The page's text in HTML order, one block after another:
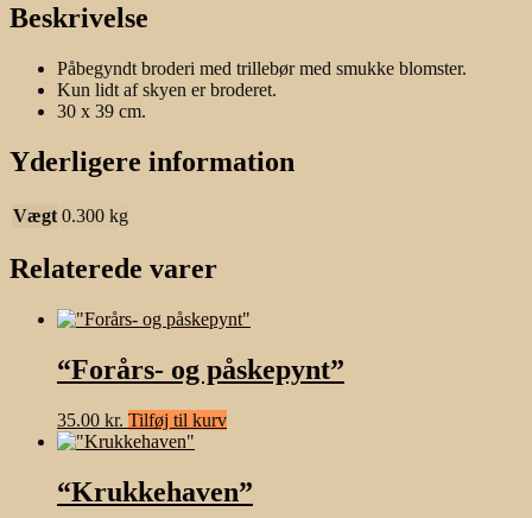
Beskrivelse
Påbegyndt broderi med trillebør med smukke blomster.
Kun lidt af skyen er broderet.
30 x 39 cm.
Yderligere information
Vægt 0.300 kg
Relaterede varer
“Forårs- og påskepynt”
35.00 kr. Tilføj til kurv
“Krukkehaven”